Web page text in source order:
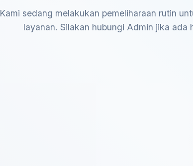
Kami sedang melakukan pemeliharaan rutin
layanan. Silakan hubungi Admin jika ada